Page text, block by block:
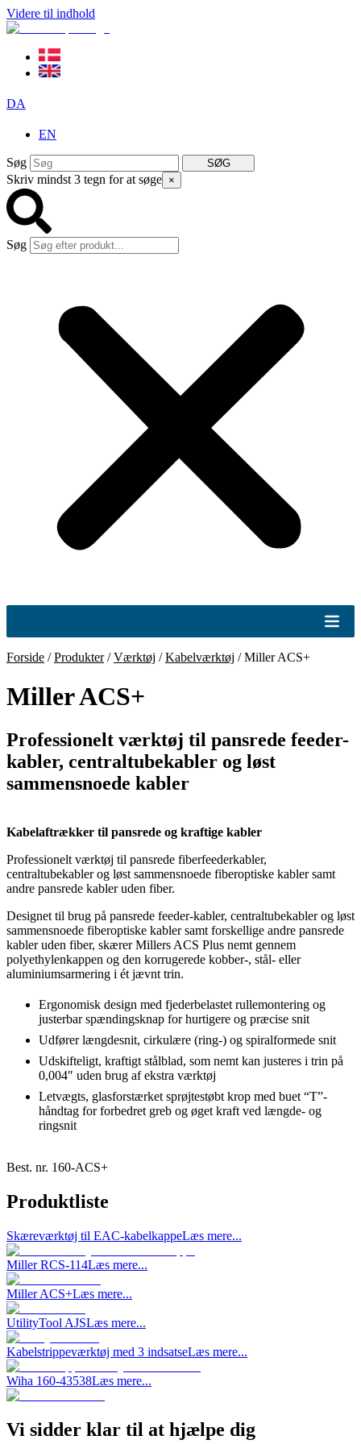
Videre til indhold
DA
EN
Søg SØG
Skriv mindst 3 tegn for at søge ×
Søg
Forside /Produkter/Værktøj /Kabelværktøj /Miller ACS+
Miller ACS+
Professionelt værktøj til pansrede feeder-
kabler, centraltubekabler og løst
sammensnoede kabler
Kabelaftrækker til pansrede og kraftige kabler
Professionelt værktøj til pansrede fiberfeederkabler,
centraltubekabler og løst sammensnoede fiberoptiske kabler samt
andre pansrede kabler uden fiber.
Designet til brug på pansrede feeder-kabler, centraltubekabler og løst
sammensnoede fiberoptiske kabler samt forskellige andre pansrede
kabler uden fiber, skærer Millers ACS Plus nemt gennem
polyethylenkappen og den korrugerede kobber-, stål- eller
aluminiumsarmering i ét jævnt trin.
Ergonomisk design med fjederbelastet rullemontering og
justerbar spændingsknap for hurtigere og præcise snit
Udfører længdesnit, cirkulære (ring-) og spiralformede snit
Udskifteligt, kraftigt stålblad, som nemt kan justeres i trin på
0,004″ uden brug af ekstra værktøj
Letvægts, glasforstærket sprøjtestøbt krop med buet “T”-
håndtag for forbedret greb og øget kraft ved længde- og
ringsnit
Best. nr. 160-ACS+
Produktliste
Skæreværktøj til EAC-kabelkappeLæs mere...
Miller RCS-114Læs mere...
Miller ACS+Læs mere...
UtilityTool AJSLæs mere...
Kabelstrippeværktøj med 3 indsatseLæs mere...
Wiha 160-43538Læs mere...
Vi sidder klar til at hjælpe dig